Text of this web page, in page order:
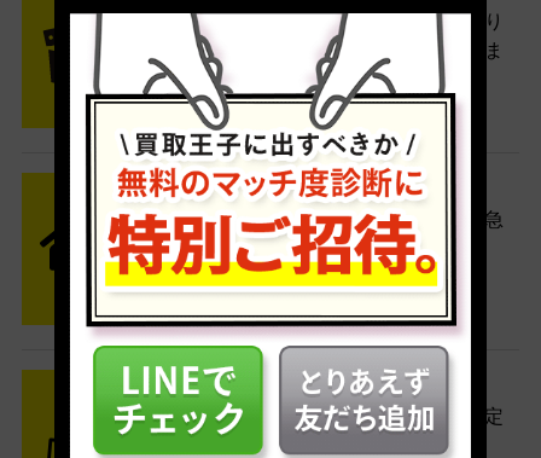
ネットでお申込みしたら、箱に売り
たい商品をいろいろ詰めて梱包しま
す。
STEP2 発送
送料無料でご自宅から発送！佐川急
便がご自宅まで引き取りに伺いま
す。
STEP3 ご入金
査定結果はメールでお知らせ。査定
結果がOKなら金額をお支払い！